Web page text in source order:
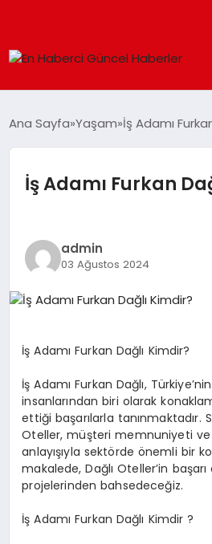
SPOR
SAĞLIK
MAGAZIN
EKONOMI
EĞITIM
SIYASET
Ana Sayfa Yaşam İş Adamı
İş Adamı Furkan
admin
03 Ağustos 2024
İş Adamı Furkan Dağlı Kimdir?
İş Adamı Furkan Dağlı,
insanlarından biri olarak
ettiği başarılarla tanınmaktadır.
Oteller, müşteri memnuniyeti
anlayışıyla sektörde önemli bir
makalede, Dağlı Oteller’in
projelerinden bahsedeceğiz.
İş Adamı Furkan Dağlı Kimdir ?